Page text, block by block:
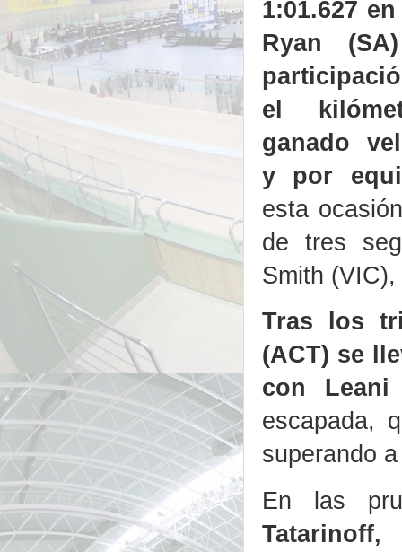
1:01.627
Ryan
el
ganado
y por
esta
de tres
Smith
Tras los
(ACT) se
con
escapada,
superando
En las